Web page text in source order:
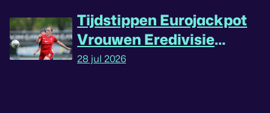
Tijdstippen Eurojackpot
Vrouwen Eredivisie
omgedraaid
28 jul 2026